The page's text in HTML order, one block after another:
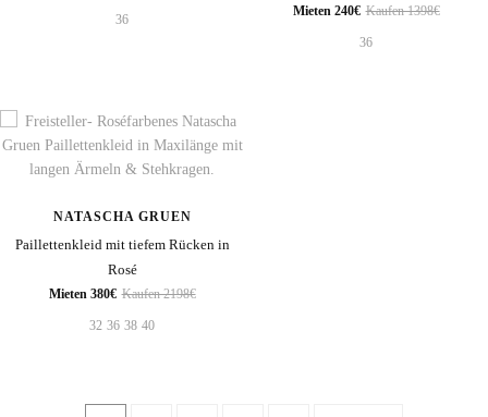
36
Mieten 240€ Kaufen 1398€
36
NATASCHA GRUEN
Paillettenkleid mit tiefem Rücken in
Rosé
Mieten 380€ Kaufen 2198€
32 36 38 40